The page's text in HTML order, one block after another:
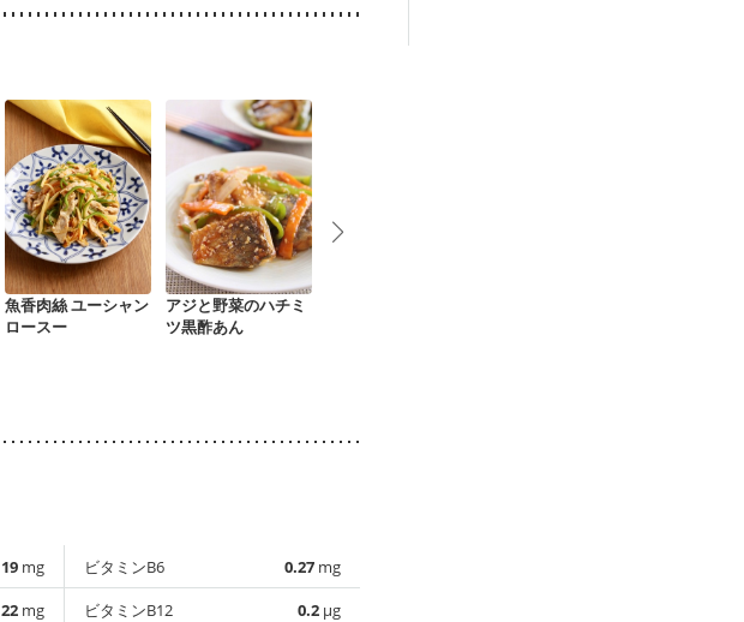
魚香肉絲 ユーシャン
ロースー
アジと野菜のハチミ
ツ黒酢あん
19 mg
22 mg
ビタミンB6 0.27 mg
ビタミンB12
0.2 µg